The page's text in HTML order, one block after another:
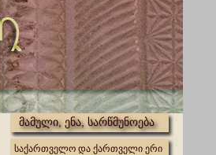
მამული, ენა, სარწმუნოება
საქართველო და ქართველი ერი